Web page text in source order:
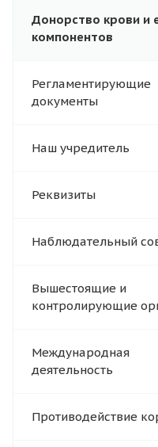
Донорство крови и
компонентов
Регламентирующие
документы
Наш учредитель
Реквизиты
Наблюдательный
Вышестоящие и
контролирующие
Международная
деятельность
Противодействие